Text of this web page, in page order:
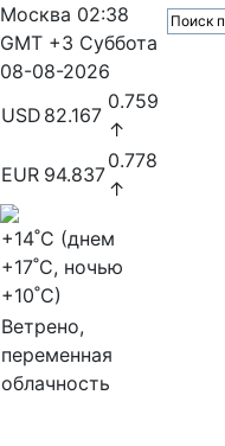
Москва 02:38
GMT +3 Суббота
08-08-2026
USD 82.167
0.759
↑
EUR 94.837
0.778
↑
+14˚C (днем
+17˚C, ночью
+10˚C)
Ветрено,
переменная
облачность